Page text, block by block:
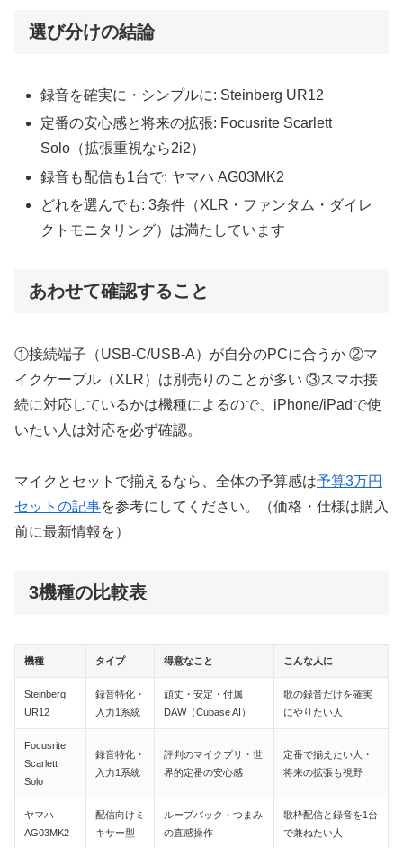
選び分けの結論
録音を確実に・シンプルに: Steinberg UR12
定番の安心感と将来の拡張: Focusrite Scarlett
Solo（拡張重視なら2i2）
録音も配信も1台で: ヤマハ AG03MK2
どれを選んでも: 3条件（XLR・ファンタム・ダイレ
クトモニタリング）は満たしています
あわせて確認すること
①接続端子（USB-C/USB-A）が自分のPCに合うか ②マ
イクケーブル（XLR）は別売りのことが多い ③スマホ接
続に対応しているかは機種によるので、iPhone/iPadで使
いたい人は対応を必ず確認。
マイクとセットで揃えるなら、全体の予算感は予算3万円
セットの記事を参考にしてください。（価格・仕様は購入
前に最新情報を）
3機種の比較表
機種 タイプ 得意なこと こんな人に
Steinberg
UR12
録音特化・
入力1系統
頑丈・安定・付属
DAW（Cubase AI）
歌の録音だけを確実
にやりたい人
Focusrite
Scarlett
Solo
録音特化・
入力1系統
評判のマイクプリ・世
界的定番の安心感
定番で揃えたい人・
将来の拡張も視野
ヤマハ
AG03MK2
配信向けミ
キサー型
ループバック・つまみ
の直感操作
歌枠配信と録音を1台
で兼ねたい人